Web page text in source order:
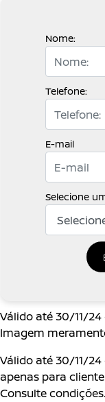
Nome:
Telefone:
E-mail
Selecione
Válido até 30/11/
Imagem
Válido até 30/11/
apenas para
Consulte condições.